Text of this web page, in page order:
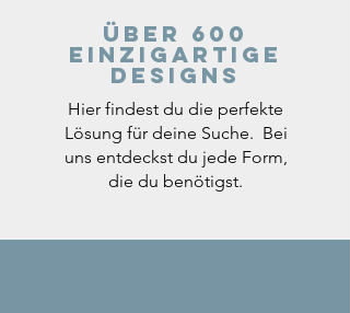
Über 600
einzigartige
Designs
Hier findest du die perfekte
Lösung für deine Suche. Bei
uns entdeckst du jede Form,
die du benötigst.